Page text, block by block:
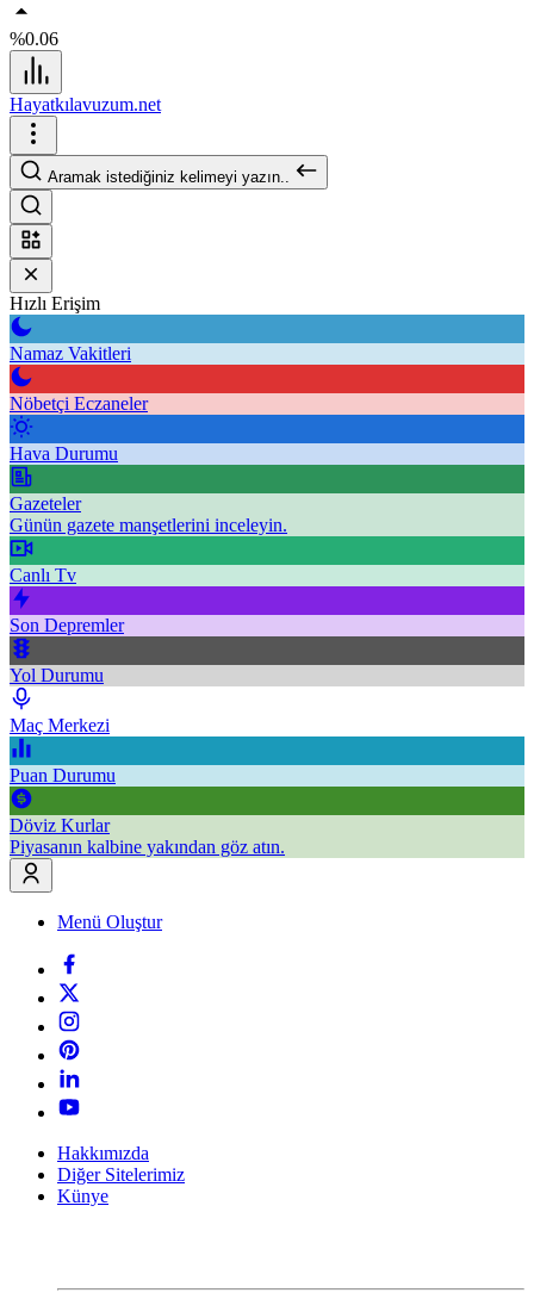
%0.06
Hayatkılavuzum.net
Aramak istediğiniz kelimeyi yazın..
Hızlı Erişim
Namaz Vakitleri
Nöbetçi Eczaneler
Hava Durumu
Gazeteler
Günün gazete manşetlerini inceleyin.
Canlı Tv
Son Depremler
Yol Durumu
Maç Merkezi
Puan Durumu
Döviz Kurlar
Piyasanın kalbine yakından göz atın.
Menü Oluştur
Hakkımızda
Diğer Sitelerimiz
Künye